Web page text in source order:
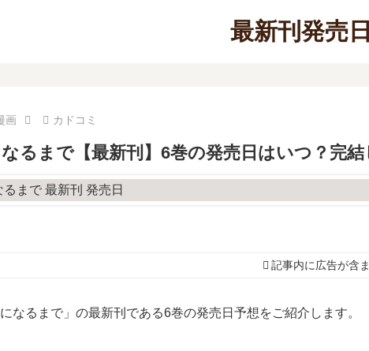
最新刊発売
画 カドコミ
るまで【最新刊】6巻の発売日はいつ？完結
記事内に広告が含
なるまで」の最新刊である6巻の発売日予想をご紹介します。